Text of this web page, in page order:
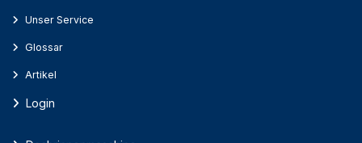
Unser Service
Glossar
Artikel
Login